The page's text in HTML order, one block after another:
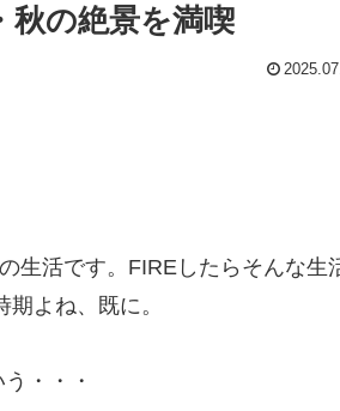
秋の絶景を満喫
活です。FIREしたらそんな生
よね、既に。
・・・